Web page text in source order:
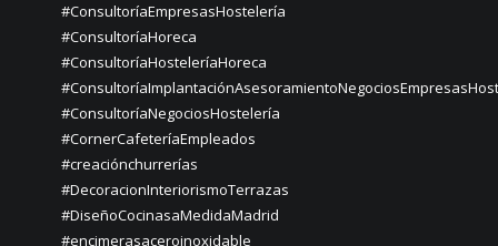
#ConsultoríaEmpresasHostelería
#ConsultoríaHoreca
#ConsultoríaHosteleríaHoreca
#ConsultoríaNegociosHostelería
#CornerCafeteríaEmpleados
#creaciónchurrerías
#DecoracionInteriorismoTerrazas
#DiseñoCocinasaMedidaMadrid
#encimerasaceroinoxidable